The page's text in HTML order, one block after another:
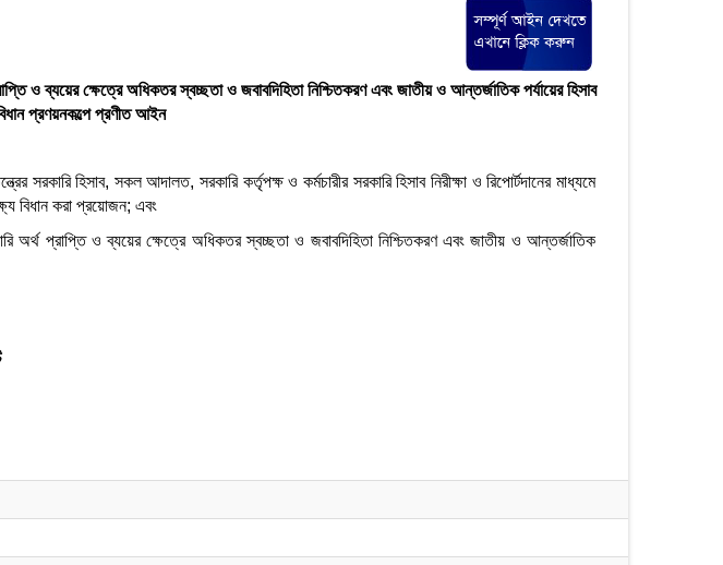
ও ব্যয়ের ক্ষেত্রে অধিকতর স্বচ্ছতা ও জবাবদিহিতা নিশ্চিতকরণ এবং জাতীয় ও আন্তর্জাতিক পর্যায়ের হিসাব
প্রণয়নকল্পে প্রণীত আইন
সরকারি হিসাব, সকল আদালত, সরকারি কর্তৃপক্ষ ও কর্মচারীর সরকারি হিসাব নিরীক্ষা ও রিপোর্টদানের মাধ্যমে
বিধান করা প্রয়োজন; এবং
অর্থ প্রাপ্তি ও ব্যয়ের ক্ষেত্রে অধিকতর স্বচ্ছতা ও জবাবদিহিতা নিশ্চিতকরণ এবং জাতীয় ও আন্তর্জাতিক